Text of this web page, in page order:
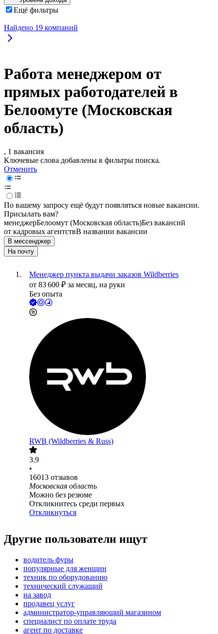
Ещё фильтры
Найдено 19 компаний
Работа менеджером от
прямых работодателей в
Белоомуте (Московская
область)
, 1 вакансия
Ключевые слова добавлены в фильтры поиска.
Отменить
По вашему запросу ещё будут появляться новые вакансии.
Присылать вам?
менеджерБелоомут (Московская область)Без вакансий
от кадровых агентствВ названии вакансии
В мессенджер
На почту
Менеджер пункта выдачи заказов Wildberries
от 83 600 ₽ за месяц, на руки
Без опыта
RWB (Wildberries & Russ)
3.9
•
16013 отзывов
Московская область
Можно без резюме
Откликнитесь среди первых
Откликнуться
Другие пользователи ищут
водитель фуры
популярные для женщин
техник по оборудованию
технический служащий
на завод
продавец услуг
администратор-управляющий магазином
специалист по оплате труда
агент по доставке